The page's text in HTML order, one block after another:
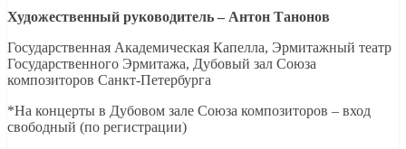
Художественный руководитель – Антон Танонов
Государственная Академическая Капелла, Эрмитажный театр
Государственного Эрмитажа, Дубовый зал Союза
композиторов Санкт-Петербурга
*На концерты в Дубовом зале Союза композиторов – вход
свободный (по регистрации)